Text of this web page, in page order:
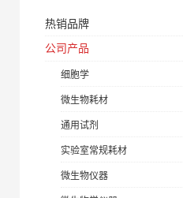
热销品牌
公司产品
细胞学
微生物耗材
通用试剂
实验室常规耗材
微生物仪器